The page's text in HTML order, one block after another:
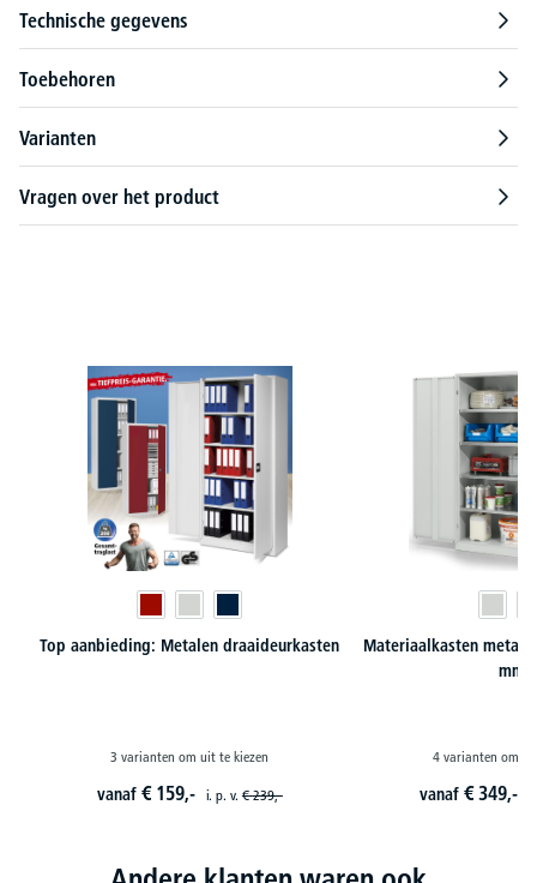
Technische gegevens
Toebehoren
Varianten
Vragen over het product
Top aanbieding: Metalen draaideurkasten
3 varianten om uit te kiezen
vanaf € 159,- i. p. v.€ 239,-
Materiaalkasten
mm
4 varianten om
vanaf € 349,-